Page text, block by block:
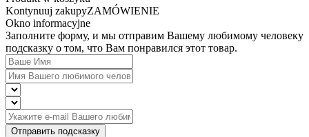
Kontynuuj zakupyZAMÓWIENIE
Okno informacyjne
Заполните форму, и мы отправим Вашему любимому человеку
подсказку о том, что Вам понравился этот товар.
Отправить подсказку